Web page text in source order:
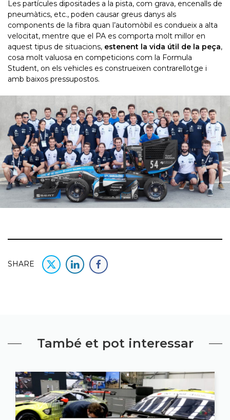
Les partícules dipositades a la pista, com grava, encenalls de
pneumàtics, etc., poden causar greus danys als
components de la fibra quan l’automòbil es condueix a alta
velocitat, mentre que el PA es comporta molt millor en
aquest tipus de situacions, estenent la vida útil de la peça,
cosa molt valuosa en competicions com la Formula
Student, on els vehicles es construeixen contrarellotge i
amb baixos pressupostos.
SHARE
També et pot interessar